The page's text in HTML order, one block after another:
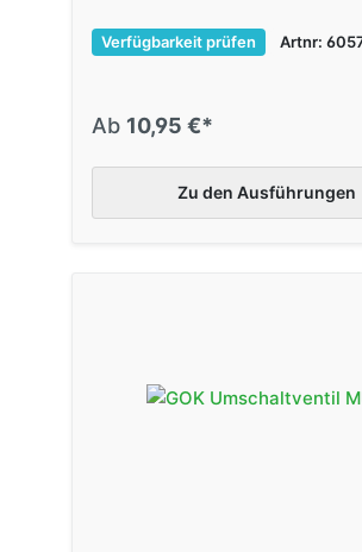
Verfügbarkeit prüfen Artnr:
Ab 10,95 €*
Zu den Ausführungen